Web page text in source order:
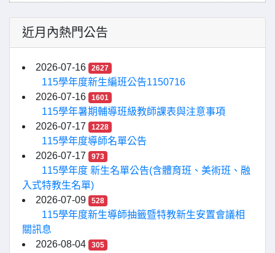
近月內熱門公告
2026-07-16 2627
115學年度新生編班公告1150716
2026-07-16
1601
115學年暑期輔導班級教師課表與注意事項
2026-07-17
1228
115學年度導師名單公告
2026-07-17
973
115學年度 新生名單公告(含體育班、美術班、融
入式特教生名單)
2026-07-09
528
115學年度新生導師抽籤暨特教新生安置會議相
關訊息
2026-08-04
305